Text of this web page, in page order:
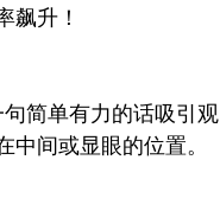
飙升！
简单有力的话吸引观
间或显眼的位置。